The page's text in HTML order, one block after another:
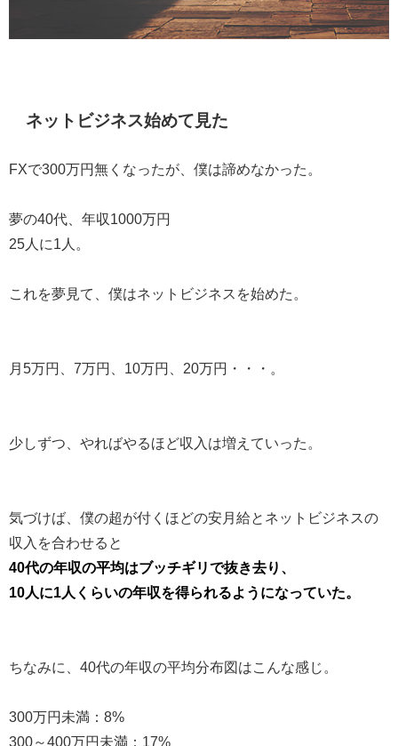
ネットビジネス始めて見た
FXで300万円無くなったが、僕は諦めなかった。
夢の40代、年収1000万円
25人に1人。
これを夢見て、僕はネットビジネスを始めた。
月5万円、7万円、10万円、20万円・・・。
少しずつ、やればやるほど収入は増えていった。
気づけば、僕の超が付くほどの安月給とネットビジネスの
収入を合わせると
40代の年収の平均はブッチギリで抜き去り、
10人に1人くらいの年収を得られるようになっていた。
ちなみに、40代の年収の平均分布図はこんな感じ。
300万円未満：8%
300～400万円未満：17%